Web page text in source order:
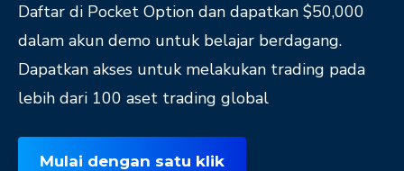
Daftar di Pocket Option dan dapatkan $50,000
dalam akun demo untuk belajar berdagang.
Dapatkan akses untuk melakukan trading pada
lebih dari 100 aset trading global
Mulai dengan satu klik